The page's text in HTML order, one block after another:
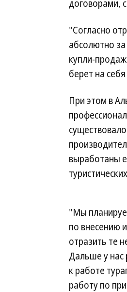
договорами,
"Согласно
абсолютно
купли-
берет на
При этом в
выработаны
"Мы
по внесению
отразить те
Дальше у нас
к работе
работу по